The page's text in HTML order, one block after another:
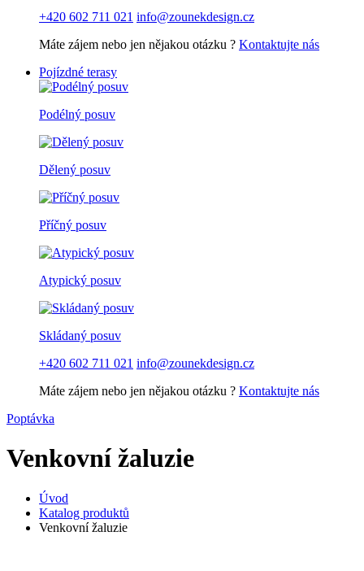
+420 602 711 021 info@zounekdesign.cz
Máte zájem nebo jen nějakou otázku ? Kontaktujte nás
Pojízdné terasy
Podélný posuv
Dělený posuv
Příčný posuv
Atypický posuv
Skládaný posuv
+420 602 711 021 info@zounekdesign.cz
Máte zájem nebo jen nějakou otázku ? Kontaktujte nás
Poptávka
Venkovní žaluzie
Úvod
Katalog produktů
Venkovní žaluzie